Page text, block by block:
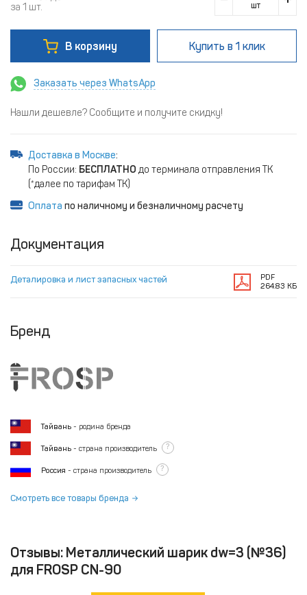
за 1 шт. шт
В корзину Купить в 1 клик
Заказать через WhatsApp
Нашли дешевле? Сообщите и получите скидку!
Доставка в Москве:
По России: БЕСПЛАТНО до терминала отправления ТК
(*далее по тарифам ТК)
Оплата по наличному и безналичному расчету
Документация
Деталировка и лист запасных частей
PDF
264.83 КБ
Бренд
Тайвань - родина бренда
Тайвань - страна производитель ?
Россия - страна производитель ?
Смотреть все товары бренда
Отзывы: Mеталлический шарик dw=3 (№36)
для FROSP CN-90